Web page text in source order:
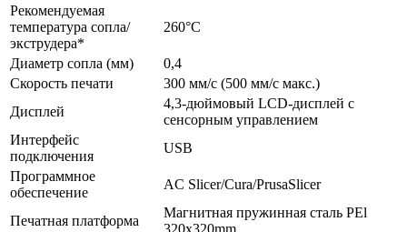
Рекомендуемая
температура сопла/
экструдера*
260°C
Диаметр сопла (мм)
0,4
Скорость печати
300 мм/с (500 мм/с макс.)
Дисплей
4,3-дюймовый LCD-дисплей с
сенсорным управлением
Интерфейс
подключения
USB
Программное
обеспечение
AC Slicer/Cura/PrusaSlicer
Печатная платформа
Магнитная пружинная сталь PEl